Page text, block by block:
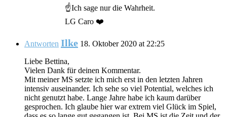
☝️Ich sage nur die Wahrheit.
LG Caro ❤️
Antworten Ilke 18. Oktober 2020 at 22:25
Liebe Bettina,
Vielen Dank für deinen Kommentar.
Mit meiner MS setzte ich mich erst in den letzten Jahren
intensiv auseinander. Ich sehe so viel Potential, welches ich
nicht genutzt habe. Lange Jahre habe ich kaum darüber
gesprochen. Ich glaube hier war extrem viel Glück im Spiel,